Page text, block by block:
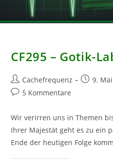
CF295 – Gotik-
Beitrags-
Autor:
Cachefrequenz
Beitrag
9.
Beitrags-
5 Kommentare
Wir verirren uns in Themen
Ihrer Majestät geht es zu ein
Ende der heutigen Folge